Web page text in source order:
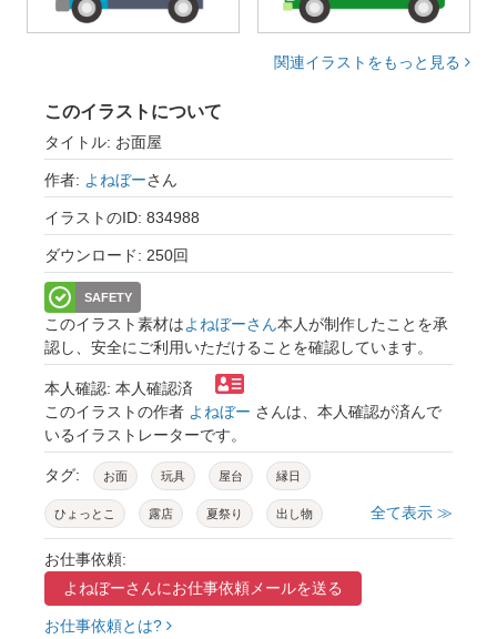
関連イラストをもっと見る
このイラストについて
タイトル: お面屋
作者: よねぼーさん
イラストのID: 834988
ダウンロード: 250回
SAFETY
このイラスト素材はよねぼーさん本人が制作したことを承
認し、安全にご利用いただけることを確認しています。
本人確認: 本人確認済
このイラストの作者 よねぼー さんは、本人確認が済んで
いるイラストレーターです。
タグ: お面 玩具 屋台 縁日
ひょっとこ 露店 夏祭り 出し物
仮面 おたふく
トラ パンダ キツネ 和風 宴会
ブタ 出店 お祭り
全て表示 ≫
お仕事依頼:
よねぼーさんにお仕事依頼メールを送る
お仕事依頼とは?